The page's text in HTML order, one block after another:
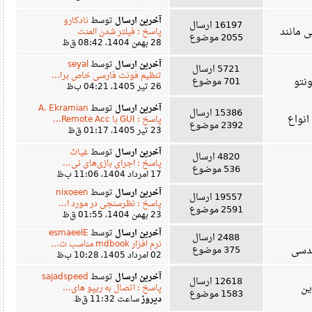
16197 ارسال
2055 موضوع
آخرین ارسالتوسطنادکارو
پاسخ : فیلتر شدن المنت
5721 ارسال
701 موضوع
آخرین ارسالتوسطseyal
تنظیم فونت فارسی خاص برا...
15386 ارسال
2392 موضوع
آخرین ارسالتوسطA. Ekramian
پاسخ : GUI با Remote Acc...
4820 ارسال
536 موضوع
آخرین ارسالتوسطغیاث
پاسخ : اجرای بازی‌های نی...
19557 ارسال
2591 موضوع
آخرین ارسالتوسطnixoeen
پاسخ : نظرسنجی در مورد ا...
2488 ارسال
375 موضوع
آخرین ارسالتوسطesmaeelE
نرم افزار mdbook مناسب ت...
12618 ارسال
1583 موضوع
آخرین ارسالتوسطsajadspeed
پاسخ : اتصال به ریپو های...
دیروزساعت 11:32 ق‌ظ